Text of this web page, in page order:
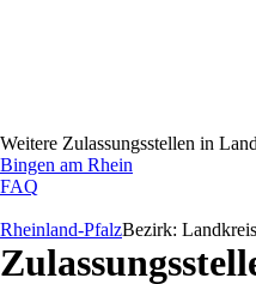
Weitere Zulassungsstellen in
Bingen am Rhein
FAQ
Rheinland-PfalzBezirk: